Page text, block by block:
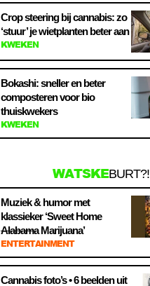
Crop steering bij cannabis: zo
‘stuur’ je wietplanten beter aan
KWEKEN
Bokashi: sneller en beter
composteren voor bio
thuiskwekers
KWEKEN
WATSKEBURT?!
Muziek & humor met
klassieker ‘Sweet Home
AlabamaMarijuana’
ENTERTAINMENT
Cannabis foto’s • 6 beelden uit